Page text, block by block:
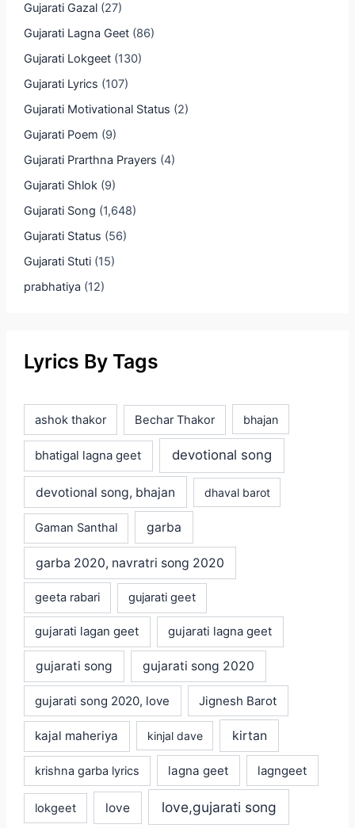
Gujarati Gazal(27)
Gujarati Lagna Geet(86)
Gujarati Lokgeet(130)
Gujarati Lyrics (107)
Gujarati Motivational Status (2)
Gujarati Poem (9)
Gujarati Prarthna Prayers (4)
Gujarati Shlok(9)
Gujarati Song (1,648)
Gujarati Status (56)
Gujarati Stuti(15)
prabhatiya (12)
Lyrics By Tags
ashok thakor Bechar Thakor bhajan
bhatigal lagna geet devotional song
devotional song, bhajan dhaval barot
Gaman Santhal garba
garba 2020, navratri song 2020
geeta rabari gujarati geet
gujarati lagan geet gujarati lagna geet
gujarati song gujarati song 2020
gujarati song 2020, love Jignesh Barot
kajal maheriya kinjal dave kirtan
krishna garba lyrics lagna geet lagngeet
lokgeet love love,gujarati song